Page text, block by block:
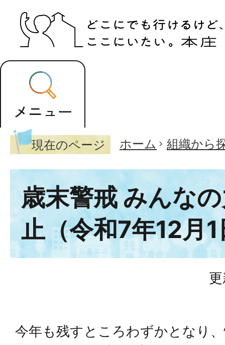
現在のページ ホーム 組織から
歳末警戒 みんな
止（令和7年12月
今年も残すところわずかとなり